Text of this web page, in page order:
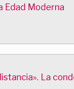
Edad Moderna
La